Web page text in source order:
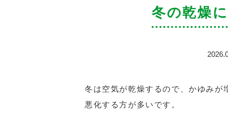
冬の乾燥
冬は空気が乾燥するので、かゆみが
悪化する方が多いです。